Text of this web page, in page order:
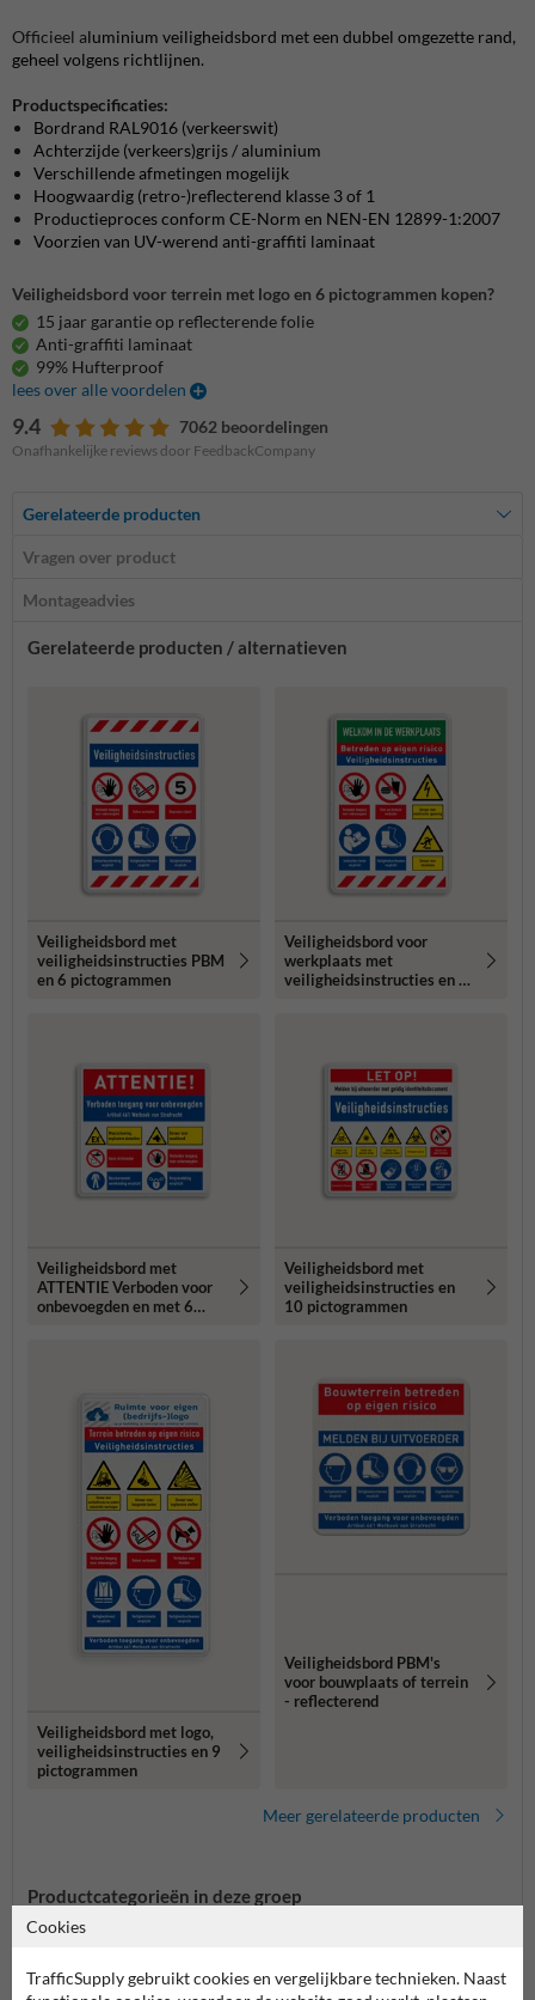
Officieel aluminium veiligheidsbord met een dubbel omgezette rand,
geheel volgens richtlijnen.
Productspecificaties:
Bordrand RAL9016 (verkeerswit)
Achterzijde (verkeers)grijs / aluminium
Verschillende afmetingen mogelijk
Hoogwaardig (retro-)reflecterend klasse 3 of 1
Productieproces conform CE-Norm en NEN-EN 12899-1:2007
Voorzien van UV-werend anti-graffiti laminaat
Veiligheidsbord voor terrein met logo en 6 pictogrammen kopen?
15 jaar garantie op reflecterende folie
Anti-graffiti laminaat
99% Hufterproof
lees over alle voordelen
9.4 7062 beoordelingen
Onafhankelijke reviews door FeedbackCompany
Gerelateerde producten
Vragen over product
Montageadvies
Gerelateerde producten / alternatieven
Veiligheidsbord met
veiligheidsinstructies PBM
en 6 pictogrammen
Veiligheidsbord voor
werkplaats met
veiligheidsinstructies en 6
Veiligheidsbord met
ATTENTIE Verboden voor
onbevoegden en met 6
Veiligheidsbord met
veiligheidsinstructies en
10 pictogrammen
Veiligheidsbord met logo,
veiligheidsinstructies en 9
pictogrammen
Veiligheidsbord PBM's
voor bouwplaats of terrein
- reflecterend
Meer gerelateerde producten
Productcategorieën in deze groep
Cookies
TrafficSupply gebruikt cookies en vergelijkbare technieken. Naast